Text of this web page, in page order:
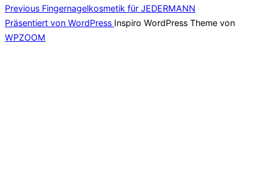
Beitragsnavigation
Previous
Previous Fingernagelkosmetik für JEDERMANN
Präsentiert von WordPress Inspiro WordPress Theme von
WPZOOM